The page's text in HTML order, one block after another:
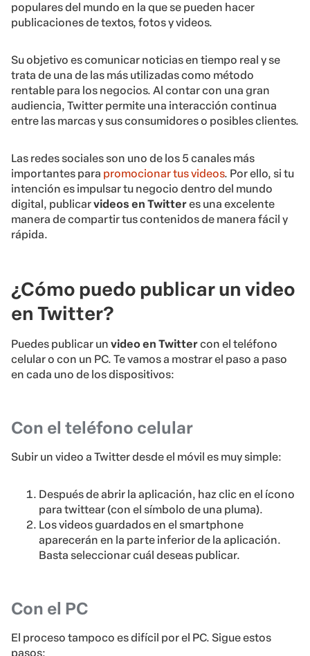
populares del mundo en la que se pueden hacer
publicaciones de textos, fotos y videos.
Su objetivo es comunicar noticias en tiempo real y se
trata de una de las más utilizadas como método
rentable para los negocios. Al contar con una gran
audiencia, Twitter permite una interacción continua
entre las marcas y sus consumidores o posibles clientes.
Las redes sociales son uno de los 5 canales más
importantes para promocionar tus videos. Por ello, si tu
intención es impulsar tu negocio dentro del mundo
digital, publicarvideos en Twitteres una excelente
manera de compartir tus contenidos de manera fácil y
rápida.
¿Cómo puedo publicar un video
en Twitter?
Puedes publicar un video en Twittercon el teléfono
celular o con un PC. Te vamos a mostrar el paso a paso
en cada uno de los dispositivos:
Con el teléfono celular
Subir un video a Twitter desde el móvil es muy simple:
Después de abrir la aplicación, haz clic en el ícono
para twittear (con el símbolo de una pluma).
Los videos guardados en el smartphone
aparecerán en la parte inferior de la aplicación.
Basta seleccionar cuál deseas publicar.
Con el PC
El proceso tampoco es difícil por el PC. Sigue estos
pasos: